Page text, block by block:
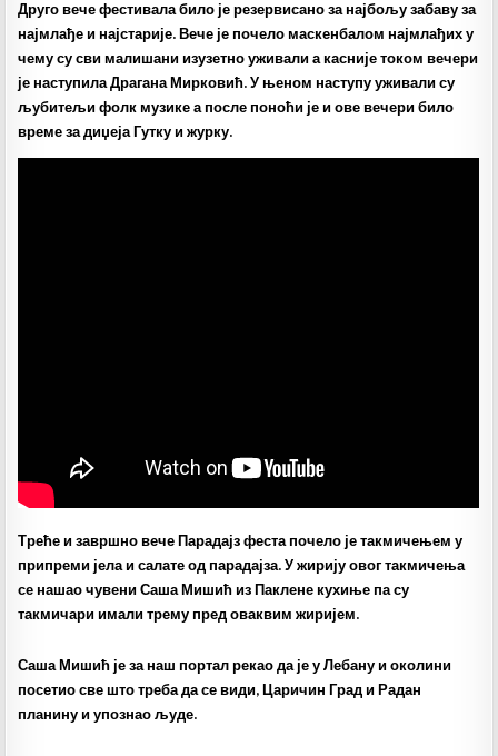
Друго вече фестивала било је резервисано за најбољу забаву за
најмлађе и најстарије. Вече је почело маскенбалом најмлађих у
чему су сви малишани изузетно уживали а касније током вечери
је наступила Драгана Мирковић. У њеном наступу уживали су
љубитељи фолк музике а после поноћи је и ове вечери било
време за диџеја Гутку и журку.
Треће и завршно вече Парадајз феста почело је такмичењем у
припреми јела и салате од парадајза. У жирију овог такмичења
се нашао чувени Саша Мишић из Паклене кухиње па су
такмичари имали трему пред оваквим жиријем.
Саша Мишић је за наш портал рекао да је у Лебану и околини
посетио све што треба да се види, Царичин Град и Радан
планину и упознао људе.